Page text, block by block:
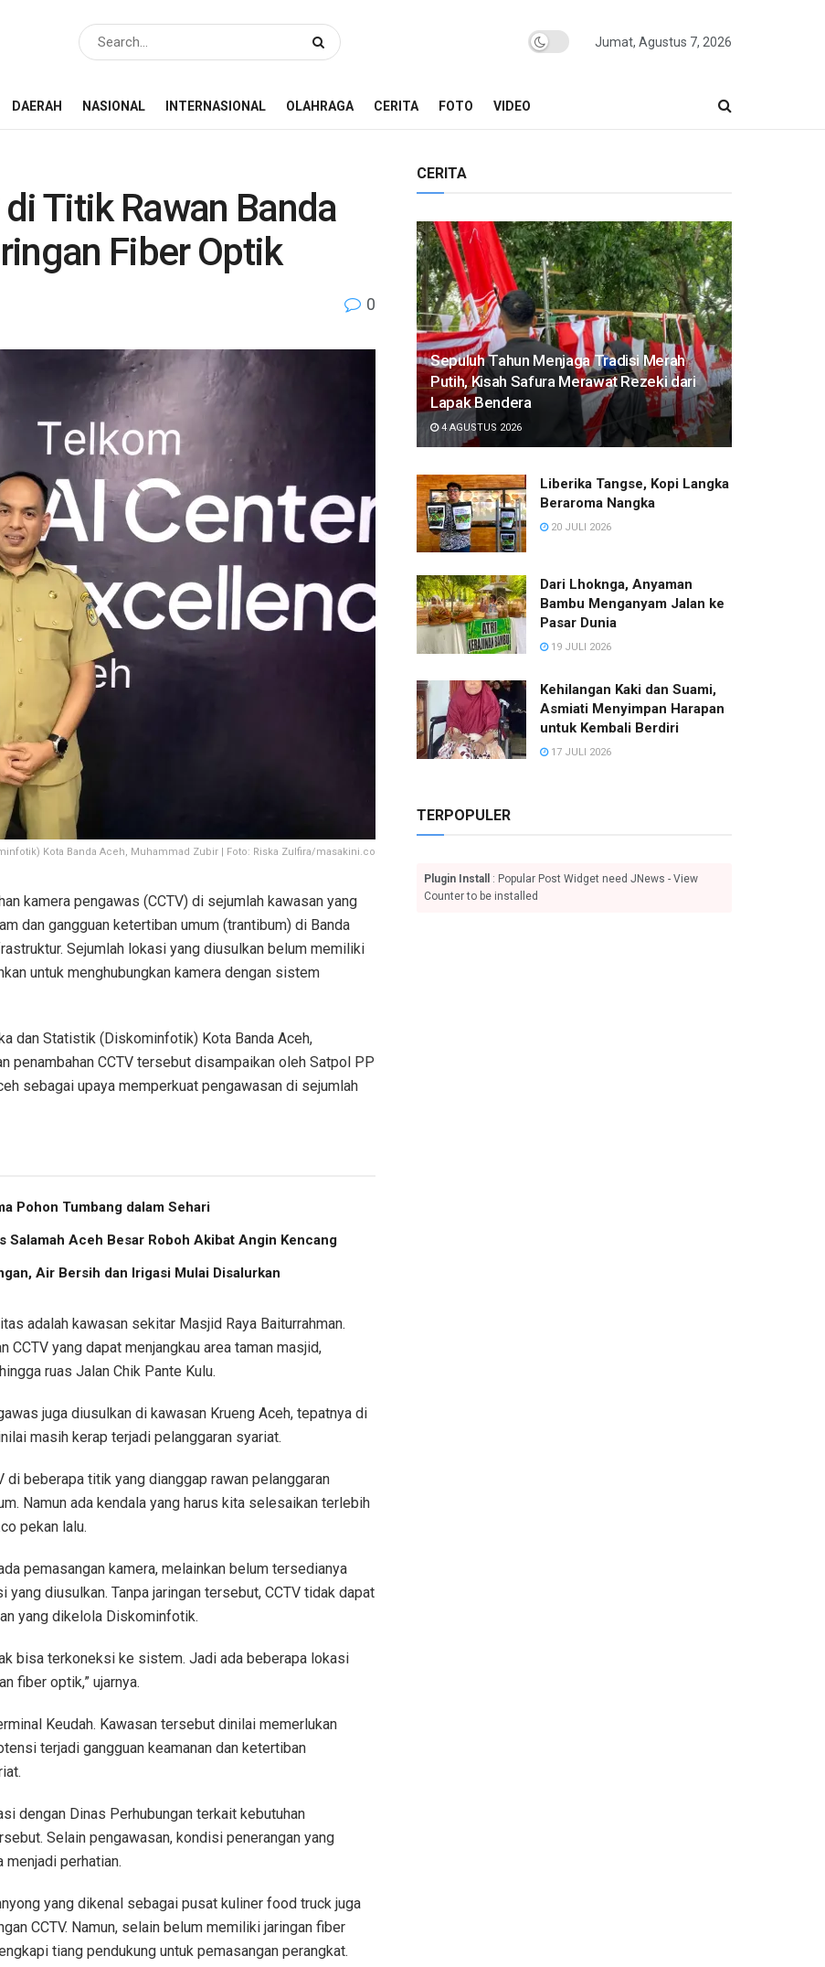
Jumat, Agustus 7, 2026
DAERAH NASIONAL INTERNASIONAL OLAHRAGA CERITA FOTO VIDEO
Titik Rawan Banda
Fiber Optik
0
Kota Banda Aceh, Muhammad Zubir | Foto: Riska Zulfira/masakini.co
kamera pengawas (CCTV) di sejumlah kawasan yang
dan gangguan ketertiban umum (trantibum) di Banda
Sejumlah lokasi yang diusulkan belum memiliki
untuk menghubungkan kamera dengan sistem
dan Statistik (Diskominfotik) Kota Banda Aceh,
penambahan CCTV tersebut disampaikan oleh Satpol PP
sebagai upaya memperkuat pengawasan di sejumlah
Pohon Tumbang dalam Sehari
Salamah Aceh Besar Roboh Akibat Angin Kencang
Air Bersih dan Irigasi Mulai Disalurkan
adalah kawasan sekitar Masjid Raya Baiturrahman.
CCTV yang dapat menjangkau area taman masjid,
ruas Jalan Chik Pante Kulu.
juga diusulkan di kawasan Krueng Aceh, tepatnya di
masih kerap terjadi pelanggaran syariat.
di beberapa titik yang dianggap rawan pelanggaran
Namun ada kendala yang harus kita selesaikan terlebih
pekan lalu.
pemasangan kamera, melainkan belum tersedianya
diusulkan. Tanpa jaringan tersebut, CCTV tidak dapat
yang dikelola Diskominfotik.
bisa terkoneksi ke sistem. Jadi ada beberapa lokasi
fiber optik,” ujarnya.
Keudah. Kawasan tersebut dinilai memerlukan
terjadi gangguan keamanan dan ketertiban
dengan Dinas Perhubungan terkait kebutuhan
Selain pengawasan, kondisi penerangan yang
perhatian.
yang dikenal sebagai pusat kuliner food truck juga
CCTV. Namun, selain belum memiliki jaringan fiber
tiang pendukung untuk pemasangan perangkat.
CERITA
Sepuluh Tahun Menjaga Tradisi Merah
Putih, Kisah Safura Merawat Rezeki dari
Lapak Bendera
4 AGUSTUS 2026
Liberika Tangse, Kopi Langka
Beraroma Nangka
20 JULI 2026
Dari Lhoknga, Anyaman
Bambu Menganyam Jalan ke
Pasar Dunia
19 JULI 2026
Kehilangan Kaki dan Suami,
Asmiati Menyimpan Harapan
untuk Kembali Berdiri
17 JULI 2026
TERPOPULER
Plugin Install
: Popular Post Widget need JNews - View
Counter to be installed